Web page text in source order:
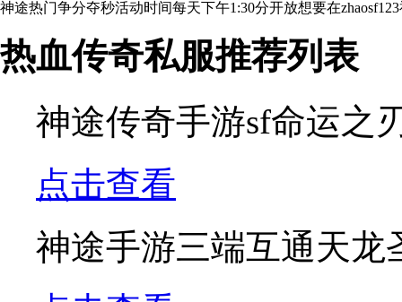
神途热门争分夺秒活动时间每天下午1:30分开放想要在
热血传奇私服推荐列表
神途传奇手游sf命运之
点击查看
神途手游三端互通天龙